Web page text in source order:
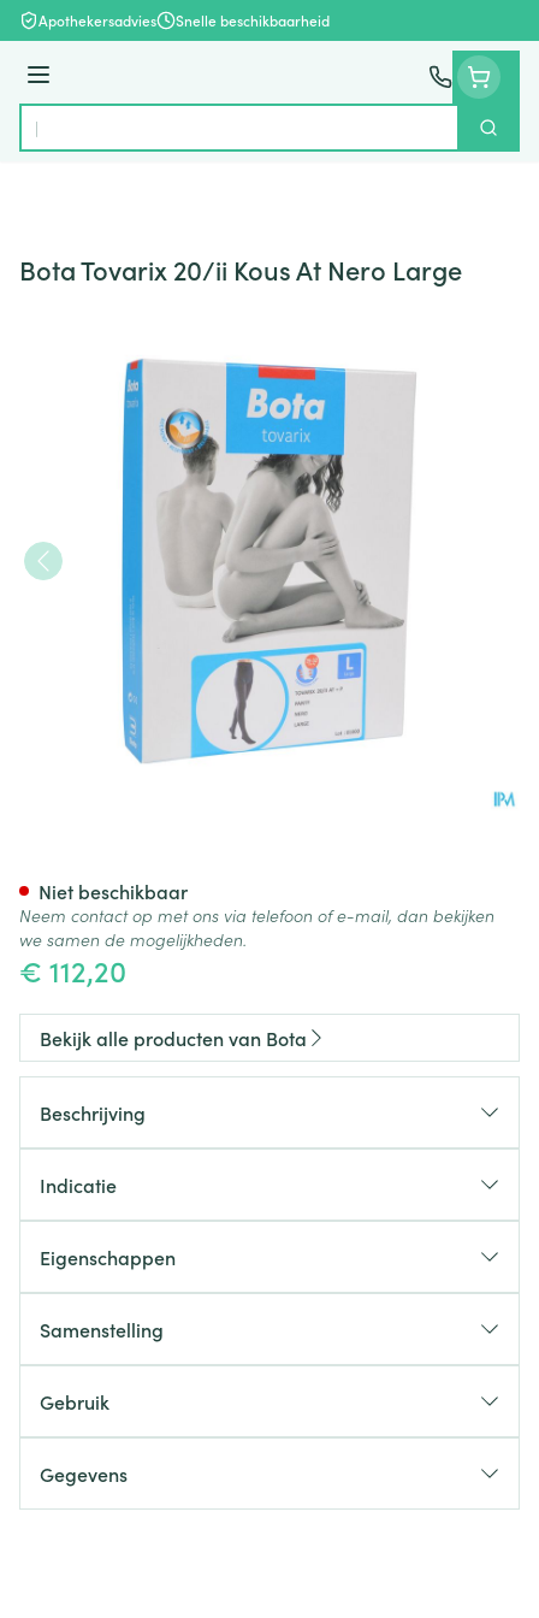
Ga naar de inhoud
Apothekersadvies Snelle beschikbaarheid
Menu
Product, merk, categorie...
Zoek
Bota Tovarix 20/ii Kous At Nero Large
€ 112,20
Niet beschikbaar
Neem contact op met ons via telefoon of e-mail, dan bekijken
we samen de mogelijkheden.
Bekijk alle producten van Bota
Beschrijving
Indicatie
Eigenschappen
Samenstelling
Gebruik
Gegevens